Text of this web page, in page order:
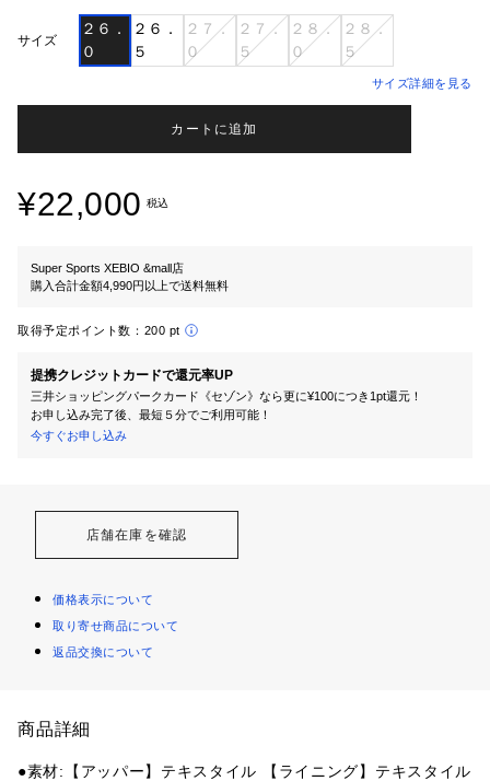
サイズ
２６．
０
２６．
５
２７．
０
２７．
５
２８．
０
２８．
５
サイズ詳細を見る
カートに追加
¥22,000 税込
Super Sports XEBIO &mall店
購入合計金額4,990円以上で送料無料
取得予定ポイント数： 200 pt
提携クレジットカードで還元率UP
三井ショッピングパークカード《セゾン》なら更に¥100につき1pt還元！
お申し込み完了後、最短５分でご利用可能！
今すぐお申し込み
店舗在庫を確認
価格表示について
取り寄せ商品について
返品交換について
商品詳細
●素材:【アッパー】テキスタイル 【ライニング】テキスタイル